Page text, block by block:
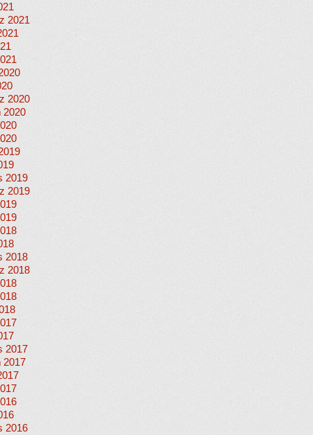
2021
2020
2020
2019
2019
2018
2018
2017
2017
2016